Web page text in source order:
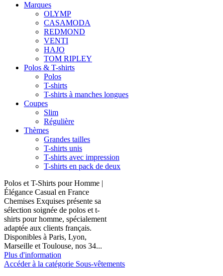
Marques
OLYMP
CASAMODA
REDMOND
VENTI
HAJO
TOM RIPLEY
Polos & T-shirts
Polos
T-shirts
T-shirts à manches longues
Coupes
Slim
Régulière
Thèmes
Grandes tailles
T-shirts unis
T-shirts avec impression
T-shirts en pack de deux
Polos et T-Shirts pour Homme |
Élégance Casual en France
Chemises Exquises présente sa
sélection soignée de polos et t-
shirts pour homme, spécialement
adaptée aux clients français.
Disponibles à Paris, Lyon,
Marseille et Toulouse, nos 34...
Plus d'information
Accéder à la catégorie Sous-vêtements